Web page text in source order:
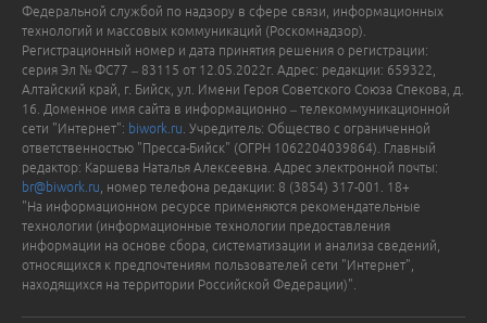
Федеральной службой по надзору в сфере связи, информационных
технологий и массовых коммуникаций (Роскомнадзор).
Регистрационный номер и дата принятия решения о регистрации:
серия Эл № ФС77 – 83115 от 12.05.2022г. Адрес: редакции: 659322,
Алтайский край, г. Бийск, ул. Имени Героя Советского Союза Спекова, д.
16. Доменное имя сайта в информационно – телекоммуникационной
сети "Интернет": biwork.ru . Учредитель: Общество с ограниченной
ответственностью "Пресса-Бийск" (ОГРН 1062204039864). Главный
редактор: Каршева Наталья Алексеевна. Адрес электронной почты:
br@biwork.ru , номер телефона редакции: 8 (3854) 317-001. 18+
"На информационном ресурсе применяются рекомендательные
технологии (информационные технологии предоставления
информации на основе сбора, систематизации и анализа сведений,
относящихся к предпочтениям пользователей сети "Интернет",
находящихся на территории Российской Федерации)".